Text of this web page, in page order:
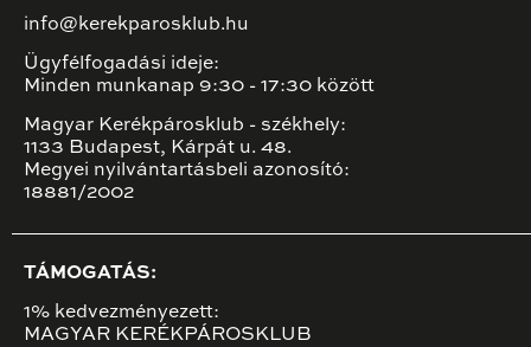
info@kerekparosklub.hu
Ügyfélfogadási ideje:
Minden munkanap 9:30 - 17:30 között
Magyar Kerékpárosklub - székhely:
1133 Budapest, Kárpát u. 48.
Megyei nyilvántartásbeli azonosító:
18881/2002
TÁMOGATÁS:
1% kedvezményezett:
MAGYAR KERÉKPÁROSKLUB